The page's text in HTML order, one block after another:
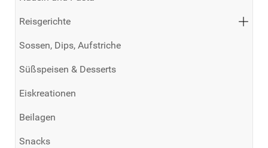
Reisgerichte
Sossen, Dips, Aufstriche
Süßspeisen & Desserts
Eiskreationen
Beilagen
Snacks